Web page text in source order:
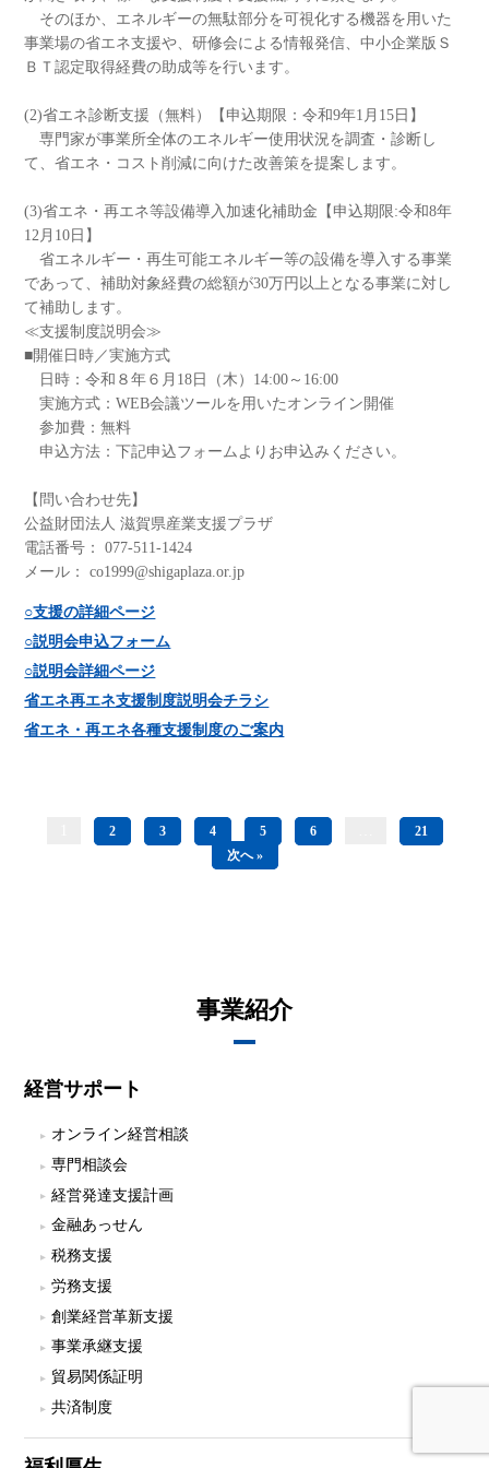
そのほか、エネルギーの無駄部分を可視化する機器を用いた
事業場の省エネ支援や、研修会による情報発信、中小企業版Ｓ
ＢＴ認定取得経費の助成等を行います。
(2)省エネ診断支援（無料）【申込期限：令和9年1月15日】
専門家が事業所全体のエネルギー使用状況を調査・診断し
て、省エネ・コスト削減に向けた改善策を提案します。
(3)省エネ・再エネ等設備導入加速化補助金【申込期限:令和8年
12月10日】
省エネルギー・再生可能エネルギー等の設備を導入する事業
であって、補助対象経費の総額が30万円以上となる事業に対し
て補助します。
≪支援制度説明会≫
■開催日時／実施方式
日時：令和８年６月18日（木）14:00～16:00
実施方式：WEB会議ツールを用いたオンライン開催
参加費：無料
申込方法：下記申込フォームよりお申込みください。
【問い合わせ先】
公益財団法人 滋賀県産業支援プラザ
電話番号： 077-511-1424
メール： co1999@shigaplaza.or.jp
○支援の詳細ページ
○説明会申込フォーム
○説明会詳細ページ
省エネ再エネ支援制度説明会チラシ
省エネ・再エネ各種支援制度のご案内
2 3 4 5 6
21
次へ »
事業紹介
経営サポート
オンライン経営相談
専門相談会
経営発達支援計画
金融あっせん
税務支援
労務支援
創業経営革新支援
事業承継支援
貿易関係証明
共済制度